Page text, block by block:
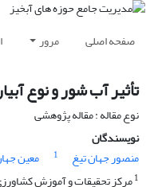
صفحه اصلی مرور
تأثیر آب شور و نوع
نوع مقاله : مقاله پژوهشی
نویسندگان
منصور جهان تیغ
1 معین
1مرکز تحقیقات و آموزش